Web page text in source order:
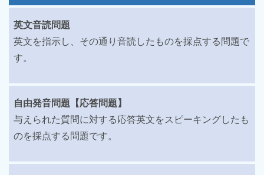
英文音読問題
英文を指示し、その通り音読したものを採点する問題で
す。
自由発音問題【応答問題】
与えられた質問に対する応答英文をスピーキングしたも
のを採点する問題です。